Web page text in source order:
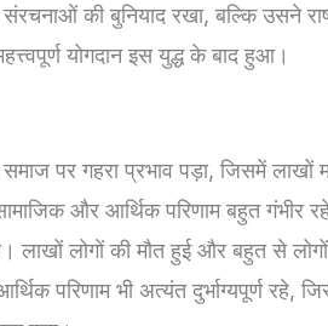
की बुनियाद रखा, बल्कि उसने
योगदान इस युद्ध के बाद हुआ।
पर गहरा प्रभाव पड़ा, जिसमें लाखों
सामाजिक और आर्थिक परिणाम बहुत
लाखों लोगों की मौत हुई और बहुत से
परिणाम भी अत्यंत दुर्भाग्यपूर्ण रहे,